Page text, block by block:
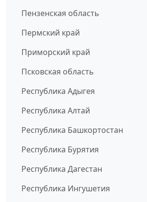
Пензенская область
Пермский край
Приморский край
Псковская область
Республика Адыгея
Республика Алтай
Республика Башкортостан
Республика Бурятия
Республика Дагестан
Республика Ингушетия